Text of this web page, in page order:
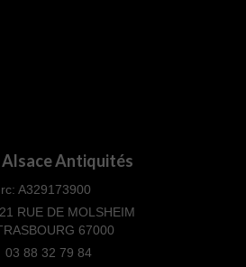
Alsace Antiquités
rc: A329173900
RUE DE MOLSHEIM
67000
03 88 32 79 84